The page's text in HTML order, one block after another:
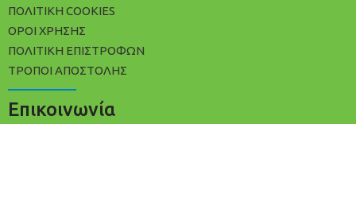
ΠΟΛΊΤΙΚΗ COOKIES
ΌΡΟΙ ΧΡΉΣΗΣ
ΠΟΛΙΤΙΚΉ ΕΠΙΣΤΡΟΦΏΝ
ΤΡΌΠΟΙ ΑΠΟΣΤΟΛΉΣ
Επικοινωνία